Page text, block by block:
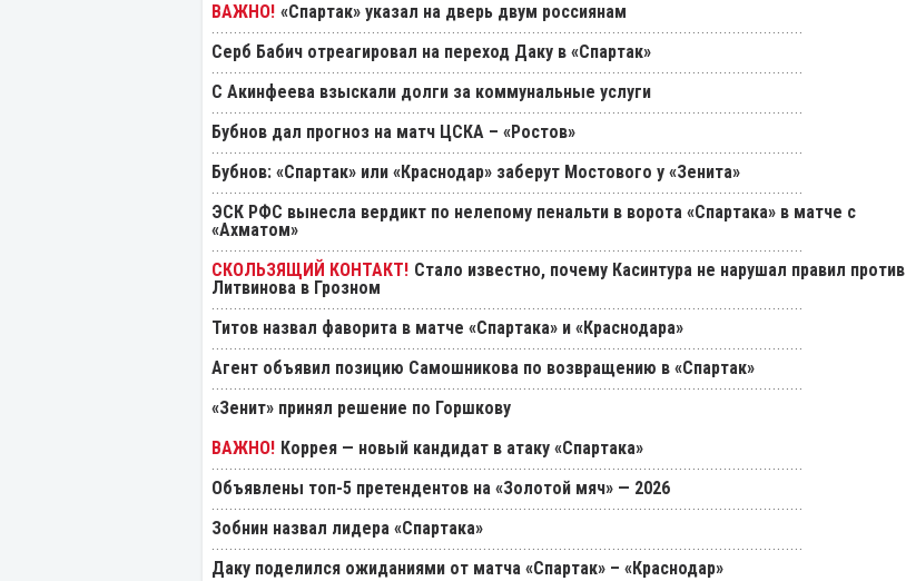
«Спартак» указал на дверь двум россиянам
Серб Бабич отреагировал на переход Даку в «Спартак»
С Акинфеева взыскали долги за коммунальные услуги
Бубнов дал прогноз на матч ЦСКА – «Ростов»
Бубнов: «Спартак» или «Краснодар» заберут Мостового у «Зенита»
ЭСК РФС вынесла вердикт по нелепому пенальти в ворота «Спартака» в матче с
«Ахматом»
Стало известно, почему Касинтура не нарушал правил против
Литвинова в Грозном
Титов назвал фаворита в матче «Спартака» и «Краснодара»
Агент объявил позицию Самошникова по возвращению в «Спартак»
«Зенит» принял решение по Горшкову
Коррея — новый кандидат в атаку «Спартака»
Объявлены топ-5 претендентов на «Золотой мяч» — 2026
Зобнин назвал лидера «Спартака»
Даку поделился ожиданиями от матча «Спартак» – «Краснодар»